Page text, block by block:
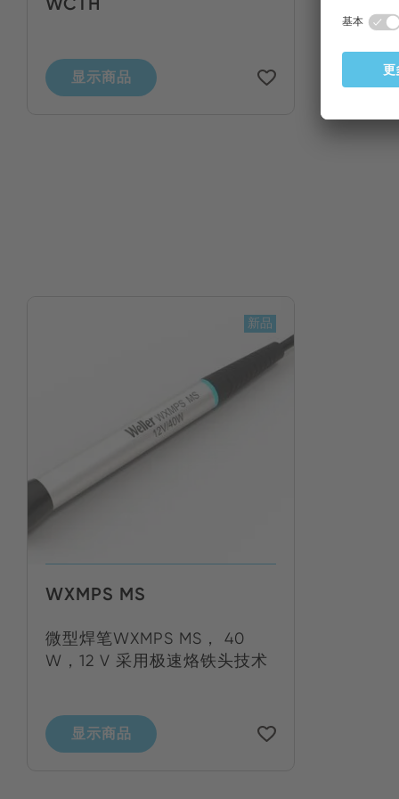
显示商品
WXMPS MS
微型焊笔WXMPS MS， 40
W，12 V 采用极速烙铁头技术
显示商品
新品